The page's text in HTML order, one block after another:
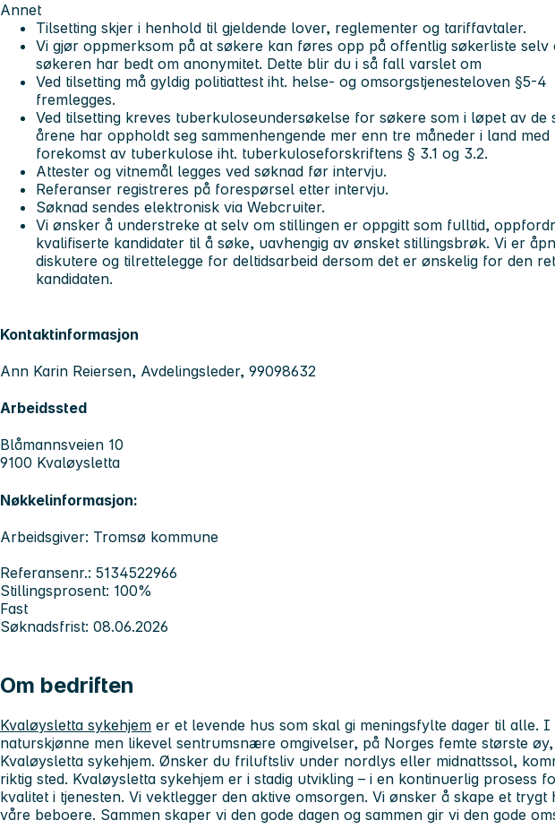
Annet
Tilsetting skjer i henhold til gjeldende lover, reglementer og tariffavtaler.
Vi gjør oppmerksom på at søkere kan føres opp på offentlig søkerliste selv
søkeren har bedt om anonymitet. Dette blir du i så fall varslet om
Ved tilsetting må gyldig politiattest iht. helse- og omsorgstjenesteloven §5-4
fremlegges.
Ved tilsetting kreves tuberkuloseundersøkelse for søkere som i løpet av de
årene har oppholdt seg sammenhengende mer enn tre måneder i land med
forekomst av tuberkulose iht. tuberkuloseforskriftens § 3.1 og 3.2.
Attester og vitnemål legges ved søknad før intervju.
Referanser registreres på forespørsel etter intervju.
Søknad sendes elektronisk via Webcruiter.
Vi ønsker å understreke at selv om stillingen er oppgitt som fulltid,
kvalifiserte kandidater til å søke, uavhengig av ønsket stillingsbrøk. Vi er
diskutere og tilrettelegge for deltidsarbeid dersom det er ønskelig for den
kandidaten.
Kontaktinformasjon
Ann Karin Reiersen, Avdelingsleder, 99098632
Arbeidssted
Blåmannsveien 10
9100 Kvaløysletta
Nøkkelinformasjon:
Arbeidsgiver: Tromsø kommune
Referansenr.: 5134522966
Stillingsprosent: 100%
Fast
Søknadsfrist: 08.06.2026
Om bedriften
Kvaløysletta sykehjem er et levende hus som skal gi meningsfylte dager til alle. I
naturskjønne men likevel sentrumsnære omgivelser, på Norges femte største
Kvaløysletta sykehjem. Ønsker du friluftsliv under nordlys eller midnattssol,
riktig sted. Kvaløysletta sykehjem er i stadig utvikling – i en kontinuerlig prosess
kvalitet i tjenesten. Vi vektlegger den aktive omsorgen. Vi ønsker å skape et trygt
våre beboere. Sammen skaper vi den gode dagen og sammen gir vi den gode